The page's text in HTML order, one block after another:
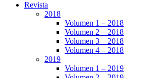
Revista
2018
Volumen 1 – 2018
Volumen 2 – 2018
Volumen 3 – 2018
Volumen 4 – 2018
2019
Volumen 1 – 2019